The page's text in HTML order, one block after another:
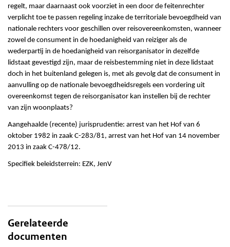
regelt, maar daarnaast ook voorziet in een door de feitenrechter
verplicht toe te passen regeling inzake de territoriale bevoegdheid van
nationale rechters voor geschillen over reisovereenkomsten, wanneer
zowel de consument in de hoedanigheid van reiziger als de
wederpartij in de hoedanigheid van reisorganisator in dezelfde
lidstaat gevestigd zijn, maar de reisbestemming niet in deze lidstaat
doch in het buitenland gelegen is, met als gevolg dat de consument in
aanvulling op de nationale bevoegdheidsregels een vordering uit
overeenkomst tegen de reisorganisator kan instellen bij de rechter
van zijn woonplaats?
Aangehaalde (recente) jurisprudentie: arrest van het Hof van 6
oktober 1982 in zaak C-283/81, arrest van het Hof van 14 november
2013 in zaak C-478/12.
Specifiek beleidsterrein: EZK, JenV
Gerelateerde
documenten